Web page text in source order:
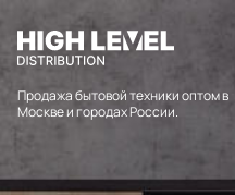
Продажа бытовой техники оптом в
Москве и городах России.